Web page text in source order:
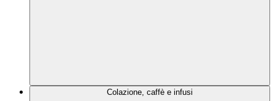
Colazione, caffè e infusi